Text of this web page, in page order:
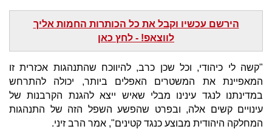
הירשם עכשיו וקבל את כל הכותרות החמות אליך
לווצאפ! - לחץ כאן
"קשה לי כיהודי, וכל שכן כרב, להיווכח שהתנהגות אכזרית זו
המאפיינת את המשטרים האפלים ביותר, יכולה להתרחש
במדינתנו לנגד עינינו מבלי שאיש ייצא להגנת הקרבנות של
עינויים קשים אלה, ובפרט שהפשע השפל הזה של התנהגות
המחלקה היהודית מבוצע כנגד קטינים", אמר הרב זיני.